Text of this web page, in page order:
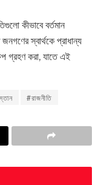
কীভাবে বর্তমান
স্বার্থকে প্রাধান্য
গ্রহণ করা, যাতে এই
#রাজনীতি